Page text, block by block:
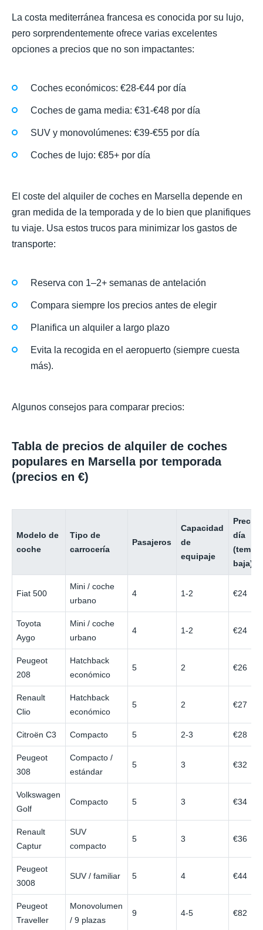
La costa mediterránea francesa es conocida por su lujo,
pero sorprendentemente ofrece varias excelentes
opciones a precios que no son impactantes:
Coches económicos: €28-€44 por día
Coches de gama media: €31-€48 por día
SUV y monovolúmenes: €39-€55 por día
Coches de lujo: €85+ por día
El coste del alquiler de coches en Marsella depende en
gran medida de la temporada y de lo bien que planifiques
tu viaje. Usa estos trucos para minimizar los gastos de
transporte:
Reserva con 1–2+ semanas de antelación
Compara siempre los precios antes de elegir
Planifica un alquiler a largo plazo
Evita la recogida en el aeropuerto (siempre cuesta
más).
Algunos consejos para comparar precios:
Tabla de precios de alquiler de coches
populares en Marsella por temporada
(precios en €)
Modelo de
coche
Tipo de
carrocería
Pasajeros
Capacidad
de
equipaje
Precio
día
baja)
Fiat 500
Mini / coche
urbano
4 1-2 €24
Toyota
Aygo
Mini / coche
urbano
4 1-2 €24
Peugeot
208
Hatchback
económico
5 2 €26
Renault
Clio
Hatchback
económico
5 2 €27
Citroën C3 Compacto 5 2-3 €28
Peugeot
308
Compacto /
estándar
5 3 €32
Volkswagen
Golf
Compacto 5 3 €34
Renault
Captur
SUV
compacto
5 3 €36
Peugeot
3008
SUV / familiar 5 4 €44
Peugeot
Traveller
Monovolumen
/ 9 plazas
9 4-5 €82